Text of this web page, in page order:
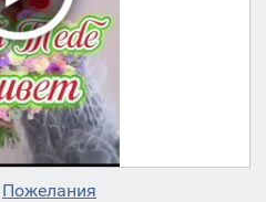
Пожелания